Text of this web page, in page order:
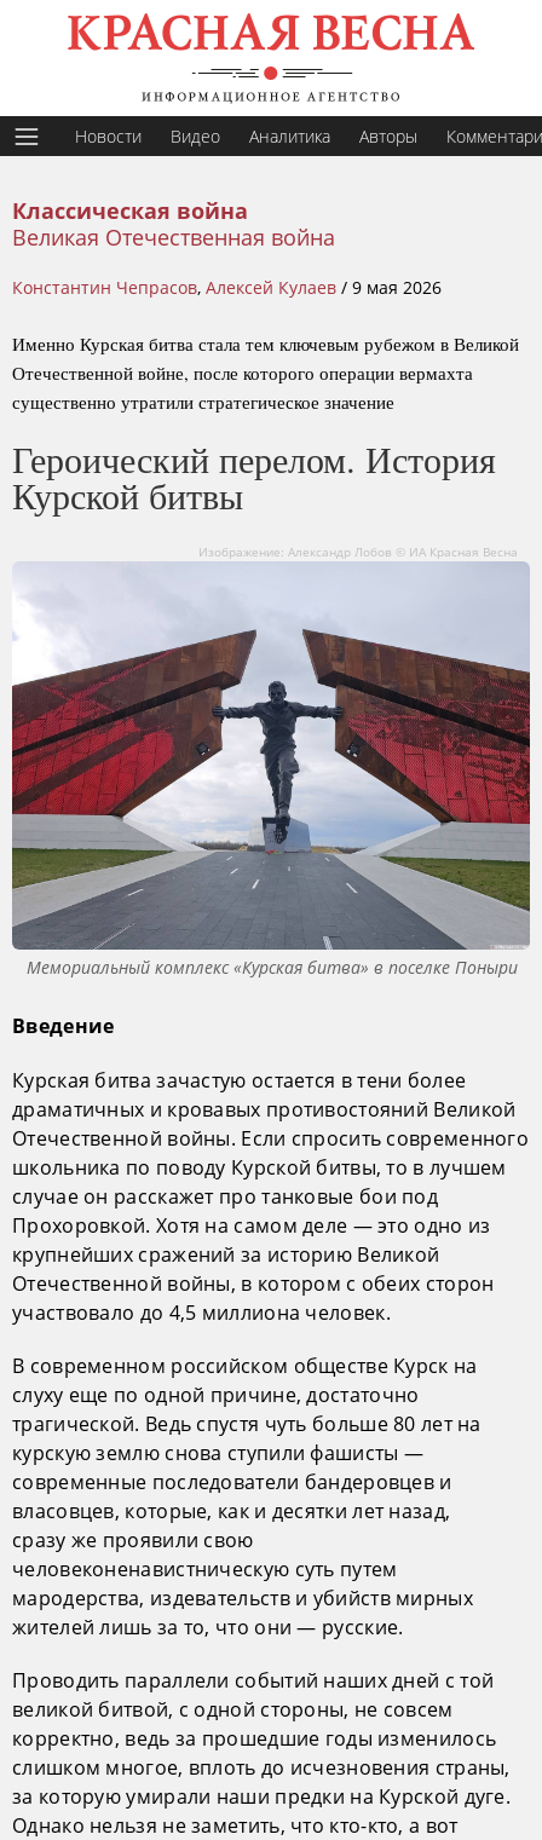
Новости Видео Аналитика Авторы
Классическая война
Великая Отечественная война
Константин Чепрасов, Алексей Кулаев / 9 мая 2026
Именно Курская битва стала тем ключевым рубежом в Великой
Отечественной войне, после которого операции вермахта
существенно утратили стратегическое значение
Героический перелом. История
Курской битвы
Изображение: Александр Лобов © ИА Красная Весна
Мемориальный комплекс «Курская битва» в поселке Поныри
Введение
Курская битва зачастую остается в тени более
драматичных и кровавых противостояний Великой
Отечественной войны. Если спросить современного
школьника по поводу Курской битвы, то в лучшем
случае он расскажет про танковые бои под
Прохоровкой. Хотя на самом деле — это одно из
крупнейших сражений за историю Великой
Отечественной войны, в котором с обеих сторон
участвовало до 4,5 миллиона человек.
В современном российском обществе Курск на
слуху еще по одной причине, достаточно
трагической. Ведь спустя чуть больше 80 лет на
курскую землю снова ступили фашисты —
современные последователи бандеровцев и
власовцев, которые, как и десятки лет назад,
сразу же проявили свою
человеконенавистническую суть путем
мародерства, издевательств и убийств мирных
жителей лишь за то, что они — русские.
Проводить параллели событий наших дней с той
великой битвой, с одной стороны, не совсем
корректно, ведь за прошедшие годы изменилось
слишком многое, вплоть до исчезновения страны,
за которую умирали наши предки на Курской дуге.
Однако нельзя не заметить, что кто-кто, а вот